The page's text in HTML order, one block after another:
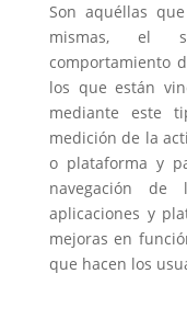
Son aquéllas
mismas, el
comportamiento
los que están
mediante este
medición de la
o plataforma y
navegación de
aplicaciones y
mejoras en
que hacen los